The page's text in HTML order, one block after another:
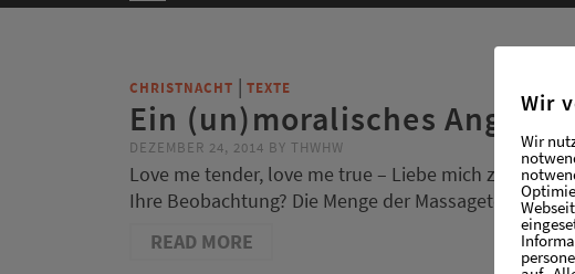
CHRISTNACHT | TEXTE
Ein (un)moralisches Angebot
DEZEMBER 24, 2014 BY THWHW
Love me tender, love me true – Liebe mich zärtlich
Ihre Beobachtung? Die Menge der
READ MORE
Wir
Wir